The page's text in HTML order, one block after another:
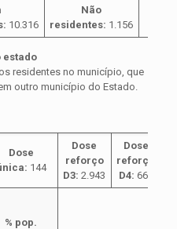
10.316
Não
residentes: 1.156
estado
residentes no município, que
outro município do Estado.
Dose
144
Dose
reforço
D3: 2.943
Dose
reforço
D4: 662
% pop.